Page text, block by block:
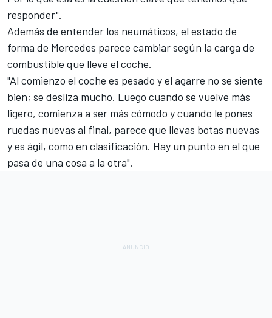
responder".
Además de entender los neumáticos, el estado de
forma de Mercedes parece cambiar según la carga de
combustible que lleve el coche.
"Al comienzo el coche es pesado y el agarre no se siente
bien; se desliza mucho. Luego cuando se vuelve más
ligero, comienza a ser más cómodo y cuando le pones
ruedas nuevas al final, parece que llevas botas nuevas
y es ágil, como en clasificación. Hay un punto en el que
pasa de una cosa a la otra".